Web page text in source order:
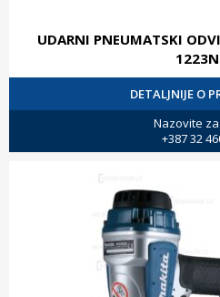
UDARNI PNEUMATSKI
DETALJNIJE O
Nazovite
+387 32